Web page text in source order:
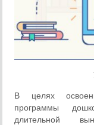
В целях
программы
длительной